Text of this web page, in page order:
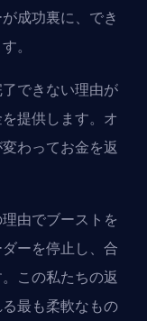
成功裏に、でき
。
できない理由が
提供します。オ
わってお金を返
由でブーストを
ーを停止し、合
この私たちの返
最も柔軟なもの